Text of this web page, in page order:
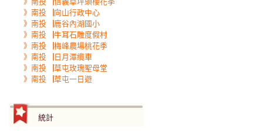
》南投▕向山行政中心
》南投▕鹿谷內湖國小
》南投▕牛耳石雕度假村
》南投▕梅峰農場桃花季
》南投▕日月潭纜車
》南投▕草屯玫瑰聖母堂
》南投▕草屯一日遊
統計